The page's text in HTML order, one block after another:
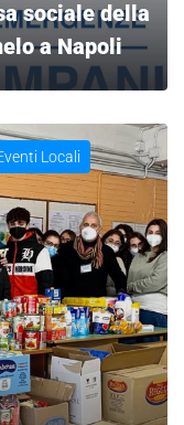
sociale della
a Napoli
Locali